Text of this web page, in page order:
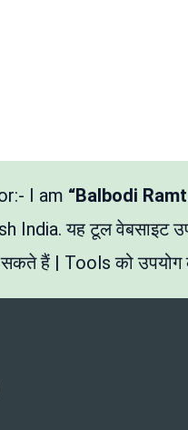
I am “Balbodi
India. यह टूल वेबसाइट
सकते हैं | Tools को उपयोग